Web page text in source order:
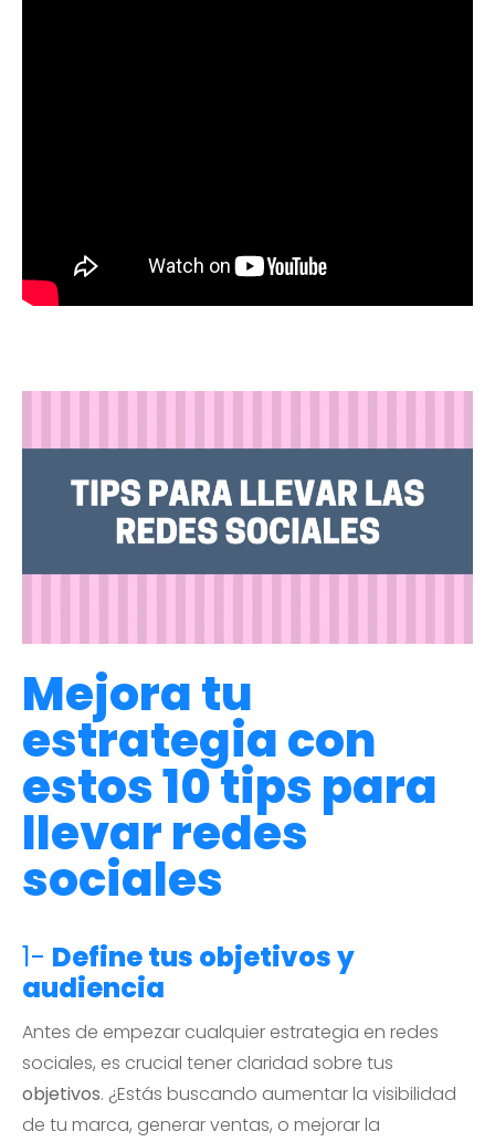
Mejora tu
estrategia con
estos 10 tips para
llevar redes
sociales
1- Define tus objetivos y
audiencia
Antes de empezar cualquier estrategia en redes
sociales, es crucial tener claridad sobre tus
objetivos. ¿Estás buscando aumentar la visibilidad
de tu marca, generar ventas, o mejorar la